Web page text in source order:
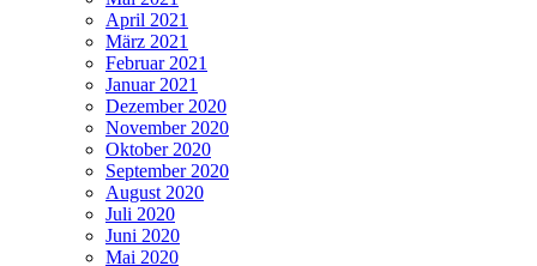
April 2021
März 2021
Februar 2021
Januar 2021
Dezember 2020
November 2020
Oktober 2020
September 2020
August 2020
Juli 2020
Juni 2020
Mai 2020